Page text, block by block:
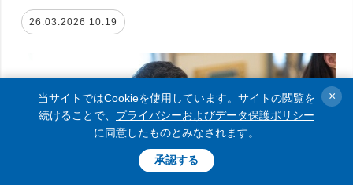
26.03.2026 10:19
当サイトではCookieを使用しています。サイトの閲覧を
続けることで、 プライバシーおよびデータ保護ポリシー
に同意したものとみなされます。
承認する
×